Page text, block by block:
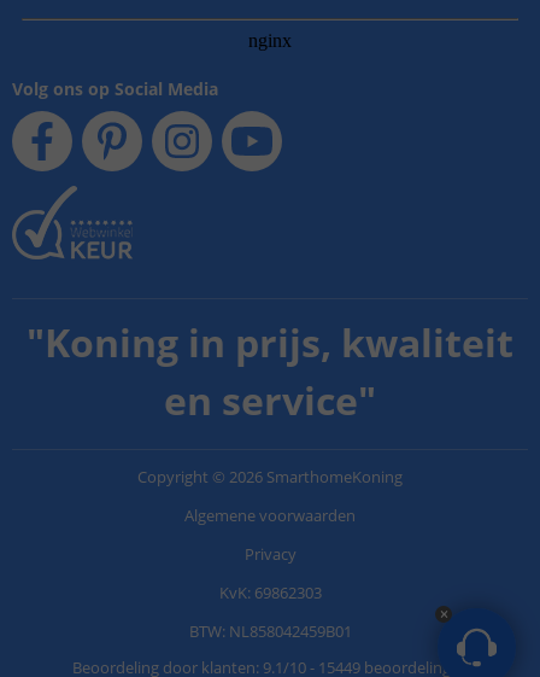
Volg ons op Social Media
"Koning in prijs, kwaliteit
en service"
Copyright © 2026 SmarthomeKoning
Algemene voorwaarden
Privacy
KvK: 69862303
BTW: NL858042459B01
Beoordeling door klanten: 9.1/10- 15449 beoordelingen